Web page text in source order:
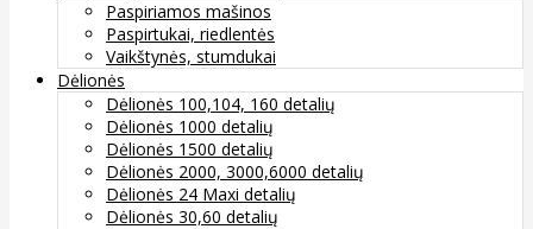
Paspiriamos mašinos
Paspirtukai, riedlentės
Vaikštynės, stumdukai
Dėlionės
Dėlionės 100,104, 160 detalių
Dėlionės 1000 detalių
Dėlionės 1500 detalių
Dėlionės 2000, 3000,6000 detalių
Dėlionės 24 Maxi detalių
Dėlionės 30,60 detalių